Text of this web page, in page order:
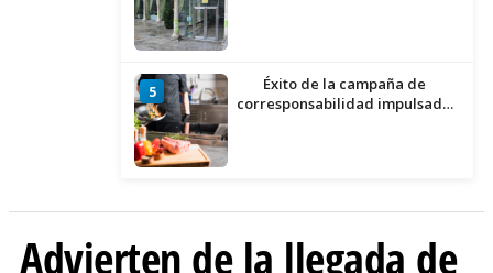
5
Éxito de la campaña de
corresponsabilidad impulsada
Advierten de la llegada de